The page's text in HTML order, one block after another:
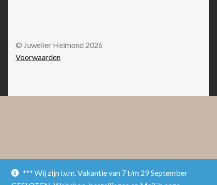
*** Wij zijn i.v.m. Vakantie van 7 t/m 29 September
© Juwelier Helmond 2026
Voorwaarden